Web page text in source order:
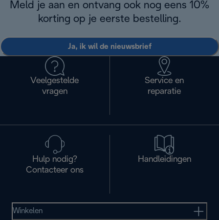
Meld je aan en ontvang ook nog eens 10%
korting op je eerste bestelling.
Ja, ik wil de nieuwsbrief
Veelgestelde
vragen
Service en
reparatie
Hulp nodig?
Contacteer ons
Handleidingen
Winkelen